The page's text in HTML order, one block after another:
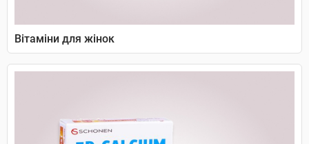
Вітаміни для жінок